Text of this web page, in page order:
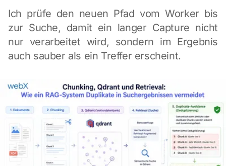
Ich prüfe den neuen Pfad vom Worker bis
zur Suche, damit ein langer Capture nicht
nur verarbeitet wird, sondern im Ergebnis
auch sauber als ein Treffer erscheint.